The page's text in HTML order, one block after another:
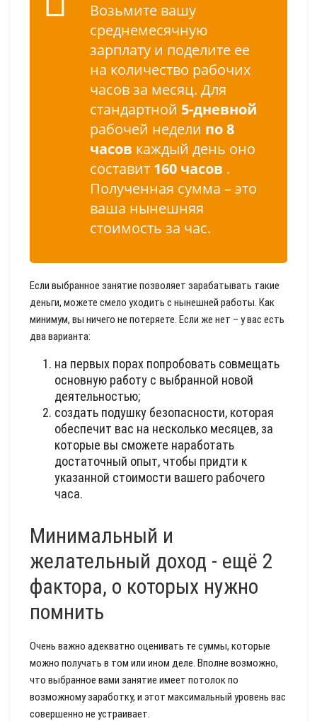
Возьмите вашу
среднемесячную
зарплату и поделите ее
на количество рабочих
часов за месяц. Для
стандартной 5-дневной
рабочей недели по 8
часов каждый день оно
составит 160 часов .
Полученная сумма – это
ваша нынешняя
стоимость за час.
Если выбранное занятие позволяет зарабатывать такие
деньги, можете смело уходить с нынешней работы. Как
минимум, вы ничего не потеряете. Если же нет – у вас есть
два варианта:
на первых порах попробовать совмещать
основную работу с выбранной новой
деятельностью;
создать подушку безопасности, которая
обеспечит вас на несколько месяцев, за
которые вы сможете наработать
достаточный опыт, чтобы придти к
указанной стоимости вашего рабочего
часа.
Минимальный и
желательный доход - ещё 2
фактора, о которых нужно
помнить
Очень важно адекватно оценивать те суммы, которые
можно получать в том или ином деле. Вполне возможно,
что выбранное вами занятие имеет потолок по
возможному заработку, и этот максимальный уровень вас
совершенно не устраивает.